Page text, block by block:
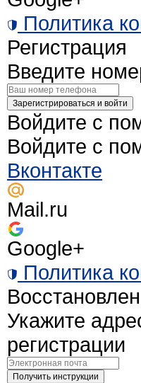
Политика
Регистрация
Введите
Зарегистрироваться и войти
Войдите с
Войдите с
Вконтакте
Mail.ru
Google+
Политика
Укажите
регистрации
Получить инструкции